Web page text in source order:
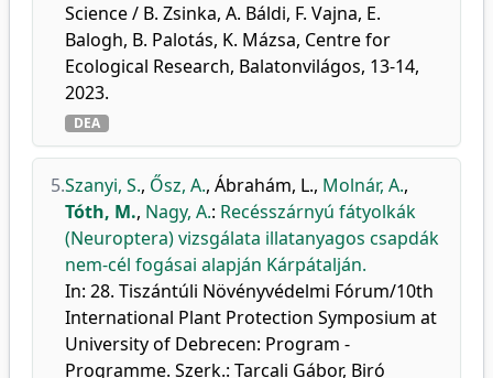
Science / B. Zsinka, A. Báldi, F. Vajna, E.
Balogh, B. Palotás, K. Mázsa, Centre for
Ecological Research, Balatonvilágos, 13-14,
2023.
DEA
5.Szanyi, S., Ősz, A., Ábrahám, L., Molnár, A.,
Tóth, M., Nagy, A.: Recésszárnyú fátyolkák
(Neuroptera) vizsgálata illatanyagos csapdák
nem-cél fogásai alapján Kárpátalján.
In: 28. Tiszántúli Növényvédelmi Fórum/10th
International Plant Protection Symposium at
University of Debrecen: Program -
Programme. Szerk.: Tarcali Gábor, Biró